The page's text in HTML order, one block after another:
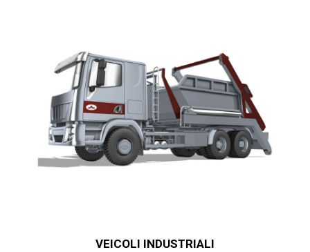
VEICOLI INDUSTRIALI